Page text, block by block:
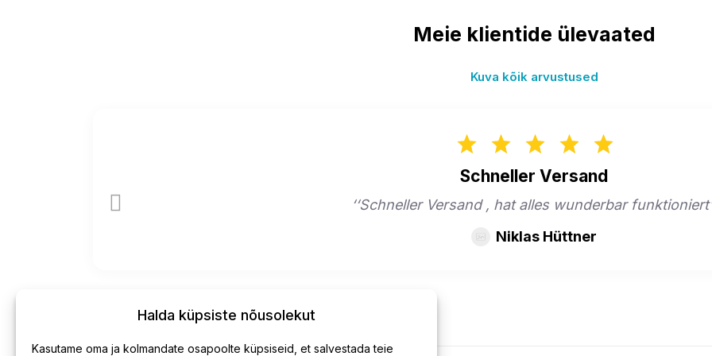
Meie klientide ülevaated
Kuva kõik arvustused
Schneller Versand
‘‘Schneller Versand , hat alles wunderbar
Niklas Hüttner
Halda küpsiste nõusolekut
Kasutame oma ja kolmandate osapoolte küpsiseid, et salvestada teie